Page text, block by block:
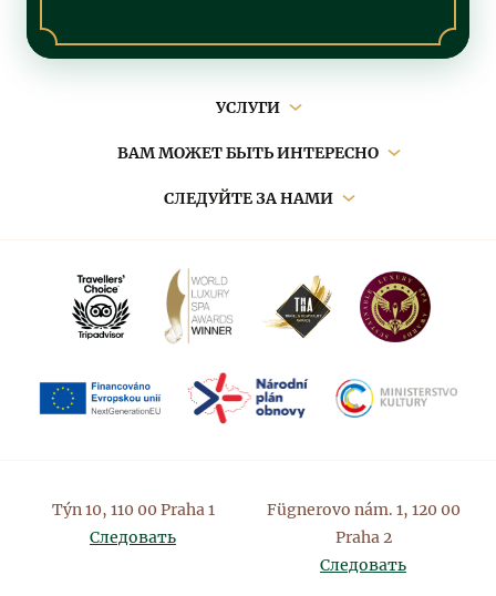
навигация
УСЛУГИ
ВАМ МОЖЕТ БЫТЬ ИНТЕРЕСНО
СЛЕДУЙТЕ ЗА НАМИ
Týn 10, 110 00 Praha 1
Следовать
Fügnerovo nám. 1, 120 00
Praha 2
Следовать